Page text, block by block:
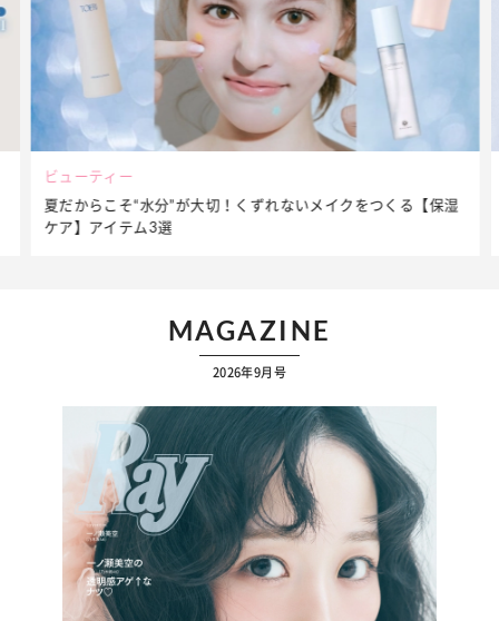
ビューティー
夏だからこそ“水分”が大切！くずれないメイクをつくる【保湿
ケア】アイテム3選
MAGAZINE
2026年9月号